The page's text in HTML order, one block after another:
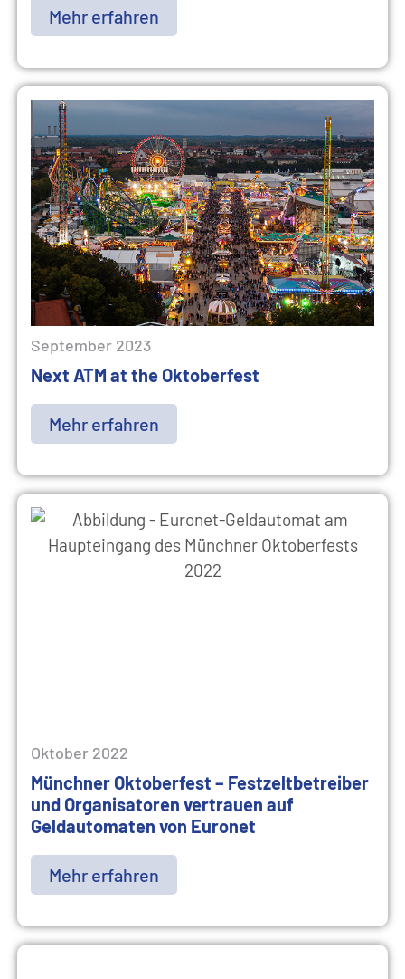
Mehr erfahren
September 2023
Next ATM at the Oktoberfest
Mehr erfahren
Oktober 2022
Münchner Oktoberfest – Festzeltbetreiber
und Organisatoren vertrauen auf
Geldautomaten von Euronet
Mehr erfahren